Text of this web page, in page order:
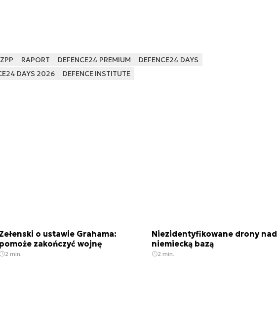
ZPP RAPORT DEFENCE24 PREMIUM
DEFENCE24 DAYS
DAYS 2026 DEFENCE INSTITUTE
Zełenski o ustawie Grahama:
pomoże zakończyć wojnę
2 min.
Niezidentyfikowane drony nad
niemiecką bazą
2 min.